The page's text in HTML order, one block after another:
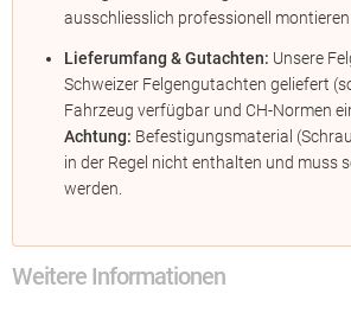
ausschliesslich professionell
Lieferumfang & Gutachten: Unsere
Schweizer Felgengutachten geliefert
Fahrzeug verfügbar und CH-Normen
Achtung: Befestigungsmaterial
in der Regel nicht enthalten und muss
werden.
Weitere Informationen